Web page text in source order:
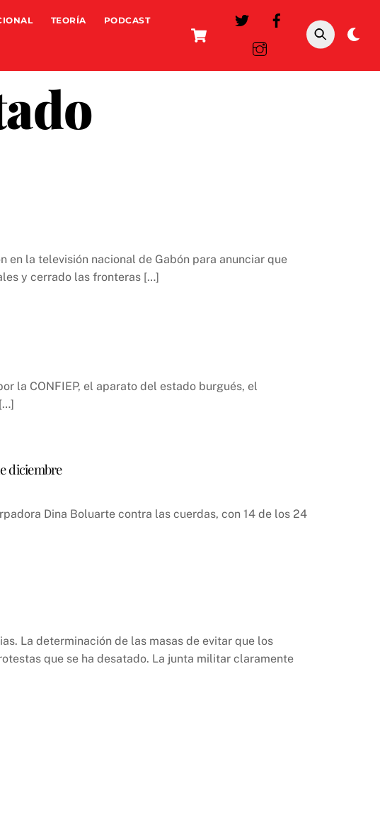
Cart
TEORÍA PODCAST
en la televisión nacional de Gabón para anunciar que
y cerrado las fronteras […]
la CONFIEP, el aparato del estado burgués, el
diciembre
Dina Boluarte contra las cuerdas, con 14 de los 24
La determinación de las masas de evitar que los
que se ha desatado. La junta militar claramente